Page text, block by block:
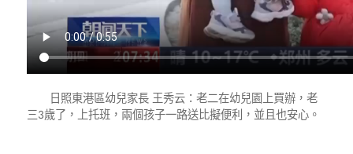
日照東港區幼兒家長 王秀云：老二在幼兒園上買辦，老
三3歲了，上托班，兩個孩子一路送比擬便利，並且也安心。